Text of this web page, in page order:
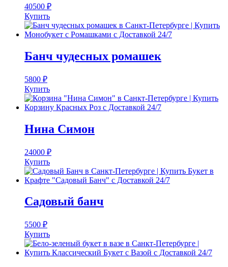
40500 ₽
Купить
Банч чудесных ромашек
5800 ₽
Купить
Нина Симон
24000 ₽
Купить
Садовый банч
5500 ₽
Купить